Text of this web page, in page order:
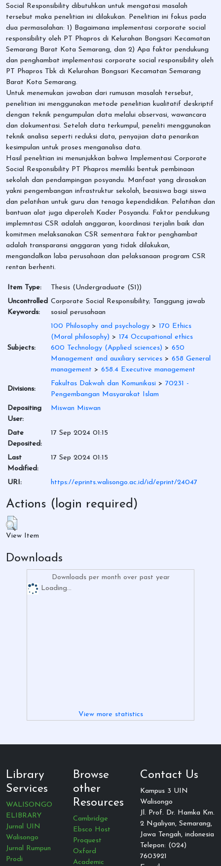
Social Responsibility dibutuhkan untuk mengatasi masalah
tersebut maka penelitian ini dilakukan. Penelitian ini fokus pada
dua permasalahan: 1) Bagaimana implementasi corporate social
responsibility oleh PT Phapros di Kelurahan Bongsari Kecamatan
Semarang Barat Kota Semarang, dan 2) Apa faktor pendukung
dan penghambat implementasi corporate social responsibility oleh
PT Phapros Tbk di Kelurahan Bongsari Kecamatan Semarang
Barat Kota Semarang.
Untuk menemukan jawaban dari rumusan masalah tersebut,
penelitian ini menggunakan metode penelitian kualitatif deskriptif
dengan teknik pengumpulan data melalui observasi, wawancara
dan dokumentasi. Setelah data terkumpul, peneliti menggunakan
teknik analisa seperti reduksi data, penyajian data penarikan
kesimpulan untuk proses menganalisa data.
Hasil penelitian ini menunjukkan bahwa Implementasi Corporate
Social Responsibility PT Phapros memiliki bentuk pembinaan
sekolah dan pendampingan posyandu. Manfaat yang dirasakan
yakni pengembangan infrastruktur sekolah, beasiswa bagi siswa
dan pelatihan untuk guru dan tenaga kependidikan. Pelatihan dan
bantuan alat juga diperoleh Kader Posyandu. Faktor pendukung
implemntasi CSR adalah anggaran, koordinasi terjalin baik dan
komitmen melaksanakan CSR sementara faktor penghambat
adalah transparansi anggaran yang tidak dilakukan,
mengandalkan laba perusahaan dan pelaksanaan program CSR
rentan berhenti.
Item Type:
Thesis (Undergraduate (S1))
Uncontrolled
Keywords:
Corporate Social Responsibility; Tanggung jawab
sosial perusahaan
Subjects:
100 Philosophy and psychology > 170 Ethics
(Moral philosophy) > 174 Occupational ethics
600 Technology (Applied sciences) > 650
Management and auxiliary services > 658 General
management > 658.4 Executive management
Divisions:
Fakultas Dakwah dan Komunikasi > 70231 -
Pengembangan Masyarakat Islam
Depositing
User:
Miswan Miswan
Date
Deposited:
17 Sep 2024 01:15
Last
Modified:
17 Sep 2024 01:15
URI: https://eprints.walisongo.ac.id/id/eprint/24047
Actions (login required)
View Item
Downloads
Downloads per month over past year
Loading...
View more statistics
Library
Services
WALISONGO
ELIBRARY
Jurnal UIN
Walisongo
Jurnal Rumpun
Prodi
Browse
other
Resources
Cambridge
Ebsco Host
Proquest
Oxford
Academic
Contact Us
Kampus 3 UIN
Walisongo
Jl. Prof. Dr. Hamka Km.
2 Ngaliyan, Semarang,
Jawa Tengah, indonesia
Telepon: (024)
7603921